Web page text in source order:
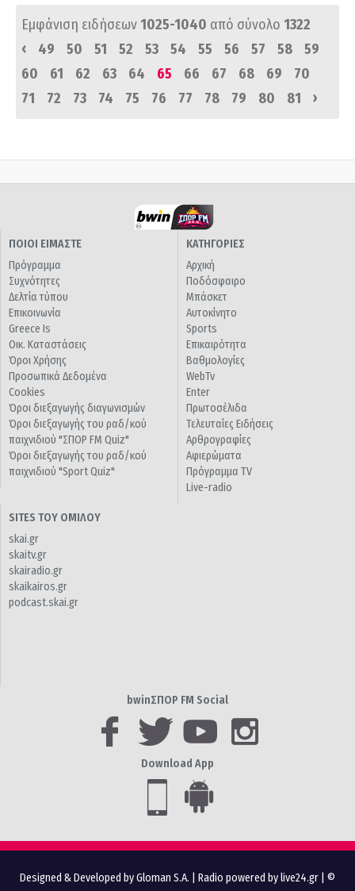
Εμφάνιση ειδήσεων1025-1040 από σύνολο 1322
‹
49 50 51 52 53 54 55 56 57 58
59
60
61 62 63 64 65 66 67 68 69
70
71
72 73 74 75 76 77 78 79 80 81 ›
ΠΟΙΟΙ ΕΙΜΑΣΤΕ
Πρόγραμμα
Συχνότητες
Δελτία τύπου
Επικοινωνία
Greece Is
Οικ. Καταστάσεις
Όροι Χρήσης
Προσωπικά Δεδομένα
Cookies
Όροι διεξαγωγής διαγωνισμών
Όροι διεξαγωγής του ραδ/κού
παιχνιδιού "ΣΠΟΡ FM Quiz"
Όροι διεξαγωγής του ραδ/κού
παιχνιδιού "Sport Quiz"
ΚΑΤΗΓΟΡΙΕΣ
Αρχική
Ποδόσφαιρο
Μπάσκετ
Αυτοκίνητο
Sports
Επικαιρότητα
Βαθμολογίες
WebTv
Enter
Πρωτοσέλιδα
Τελευταίες Ειδήσεις
Αρθρογραφίες
Αφιερώματα
Πρόγραμμα TV
Live-radio
SITES ΤΟΥ ΟΜΙΛΟΥ
skai.gr
skaitv.gr
skairadio.gr
skaikairos.gr
podcast.skai.gr
bwinΣΠΟΡ FM Social
Download App
Designed & Developed by Gloman S.A. Radio powered by live24.gr | ©